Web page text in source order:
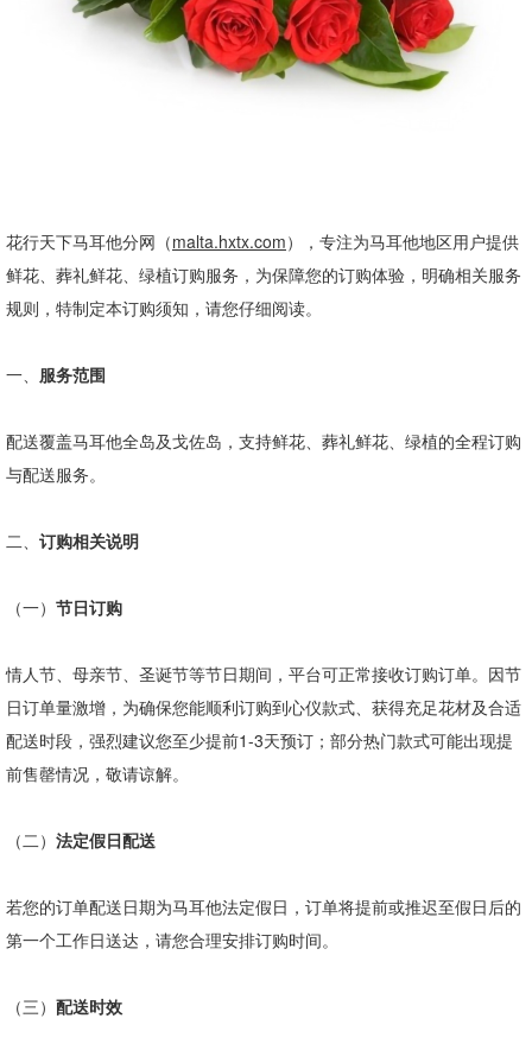
花行天下马耳他分网（malta.hxtx.com），专注为马耳他地区用户提供
鲜花、葬礼鲜花、绿植订购服务，为保障您的订购体验，明确相关服务
规则，特制定本订购须知，请您仔细阅读。
一、 服务范围
配送覆盖马耳他全岛及戈佐岛，支持鲜花、葬礼鲜花、绿植的全程订购
与配送服务。
二、 订购相关说明
（一） 节日订购
情人节、母亲节、圣诞节等节日期间，平台可正常接收订购订单。因节
日订单量激增，为确保您能顺利订购到心仪款式、获得充足花材及合适
配送时段，强烈建议您至少提前1-3天预订；部分热门款式可能出现提
前售罄情况，敬请谅解。
（二） 法定假日配送
若您的订单配送日期为马耳他法定假日，订单将提前或推迟至假日后的
第一个工作日送达，请您合理安排订购时间。
（三） 配送时效